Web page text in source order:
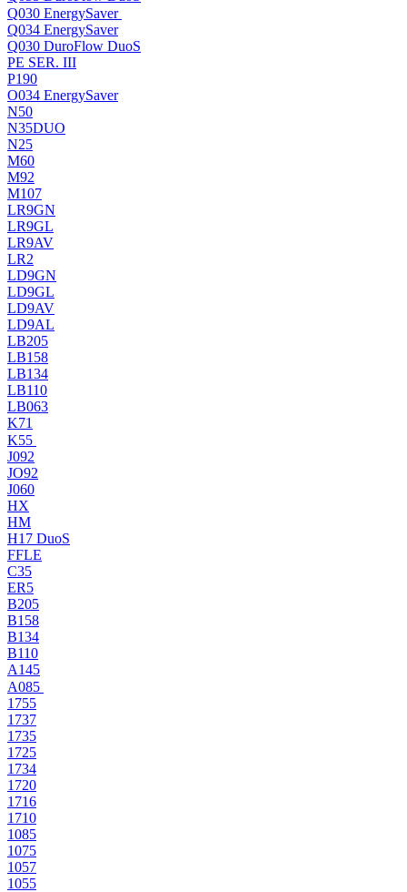
Q030 EnergySaver
Q034 EnergySaver
Q030 DuroFlow DuoS
PE SER. III
P190
O034 EnergySaver
N50
N35DUO
N25
M60
M92
M107
LR9GN
LR9GL
LR9AV
LR2
LD9GN
LD9GL
LD9AV
LD9AL
LB205
LB158
LB134
LB110
LB063
K71
K55
J092
JO92
J060
HX
HM
H17 DuoS
FFLE
C35
ER5
B205
B158
B134
B110
A145
A085
1755
1737
1735
1725
1734
1720
1716
1710
1085
1075
1057
1055